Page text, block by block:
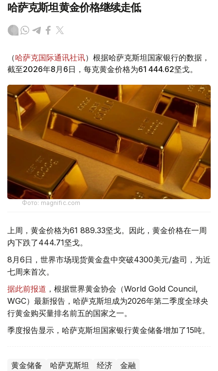
哈萨克斯坦黄金价格继续走低
（哈萨克国际通讯社讯）根据哈萨克斯坦国家银行的数据，
截至2026年8月6日，每克黄金价格为61 444.62坚戈。
Фото: magnific.com
上周，黄金价格为61 889.33坚戈。因此，黄金价格在一周
内下跌了444.71坚戈。
8月6日，世界市场现货黄金盘中突破4300美元/盎司，为近
七周来首次。
据此前报道 ，根据世界黄金协会（World Gold Council,
WGC）最新报告，哈萨克斯坦成为2026年第二季度全球央
行黄金购买量排名前五的国家之一。
季度报告显示，哈萨克斯坦国家银行黄金储备增加了15吨。
黄金储备 哈萨克斯坦 经济 金融